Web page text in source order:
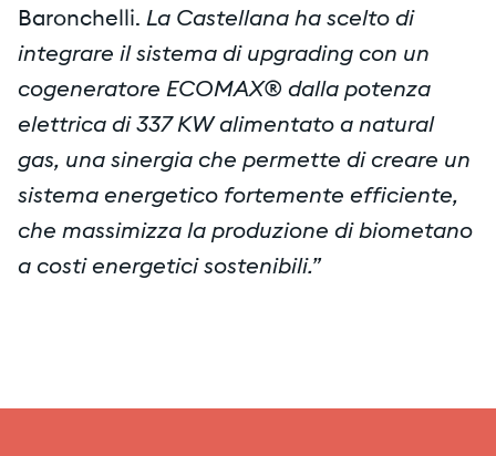
Baronchelli. La Castellana ha scelto di
integrare il sistema di upgrading con un
cogeneratore ECOMAX® dalla potenza
elettrica di 337 KW alimentato a natural
gas, una sinergia che permette di creare un
sistema energetico fortemente efficiente,
che massimizza la produzione di biometano
a costi energetici sostenibili.”